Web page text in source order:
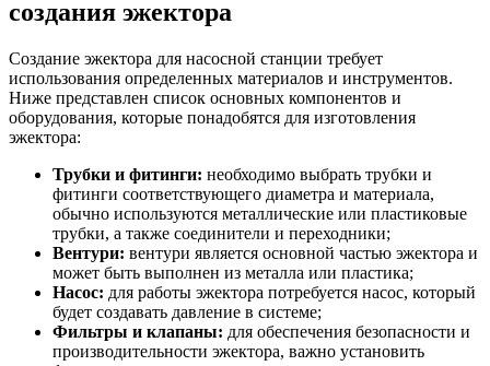
создания эжектора
Создание эжектора для насосной станции требует
использования определенных материалов и инструментов.
Ниже представлен список основных компонентов и
оборудования, которые понадобятся для изготовления
эжектора:
Трубки и фитинги: необходимо выбрать трубки и
фитинги соответствующего диаметра и материала,
обычно используются металлические или пластиковые
трубки, а также соединители и переходники;
Вентури: вентури является основной частью эжектора и
может быть выполнен из металла или пластика;
Насос: для работы эжектора потребуется насос, который
будет создавать давление в системе;
Фильтры и клапаны: для обеспечения безопасности и
производительности эжектора, важно установить